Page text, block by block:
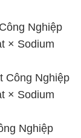
Nghiệp
× Sodium
Công Nghiệp
× Sodium
Nghiệp